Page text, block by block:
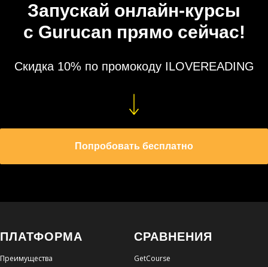
Запускай онлайн-курсы
с Gurucan прямо сейчас!
Скидка 10% по промокоду ILOVEREADING
Попробовать бесплатно
ПЛАТФОРМА
Преимущества
СРАВНЕНИЯ
GetCourse